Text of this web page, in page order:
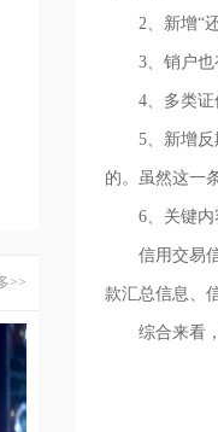
>>
2、新增“还
3、销户也有
4、多类证件
5、新增反欺
的。虽然这一
6、关键内容
信用交易信
款汇总信息、
综合来看，